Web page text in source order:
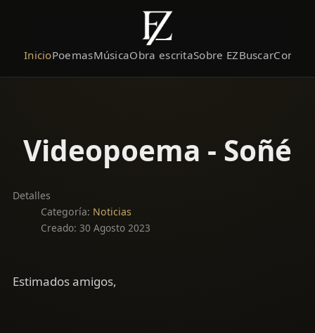
InicioPoemasMúsicaObra escritaSobre EZBuscar
Videopoema - Soñé
Detalles
Categoría: Noticias
Creado: 30 Agosto 2023
Estimados amigos,